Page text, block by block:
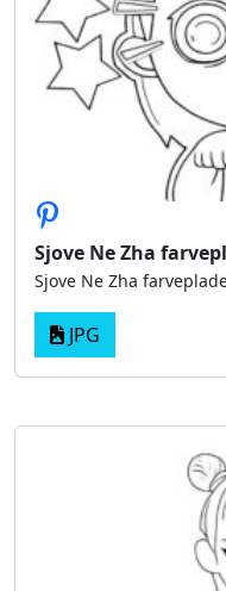
Sjove Ne Zha
Sjove Ne Zha
JPG